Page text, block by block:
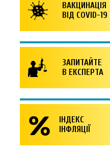
ВАКЦИНАЦІЯ
ВІД COVID-19
ЗАПИТАЙТЕ
В ЕКСПЕРТА
ІНДЕКС
ІНФЛЯЦІЇ